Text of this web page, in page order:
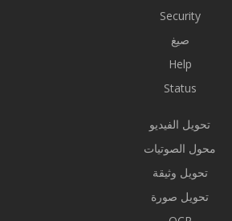
Security
صيغ
Help
Status
تحويل الفيديو
محول الصوتيات
تحويل وثيقة
تحويل صورة